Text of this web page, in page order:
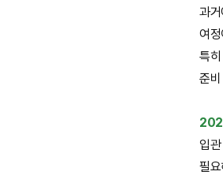
과
여
특
준
입
필